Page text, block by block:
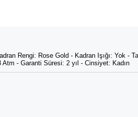
Rengi: Rose Gold - Kadran Işığı: Yok -
- Garanti Süresi: 2 yıl - Cinsiyet: Kadın